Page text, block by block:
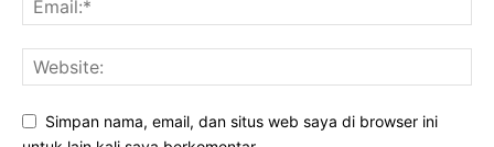
Simpan nama, email, dan situs web saya di browser ini